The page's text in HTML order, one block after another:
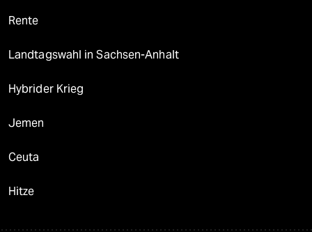
Rente
Landtagswahl in Sachsen-Anhalt
Hybrider Krieg
Jemen
Ceuta
Hitze